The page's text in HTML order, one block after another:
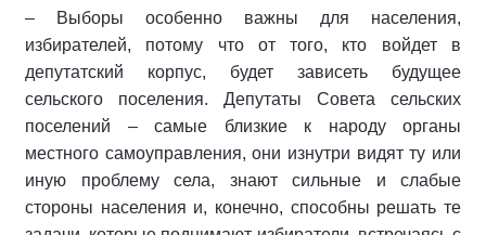
– Выборы особенно важны для населения,
избирателей, потому что от того, кто войдет в
депутатский корпус, будет зависеть будущее
сельского поселения. Депутаты Совета сельских
поселений – самые близкие к народу органы
местного самоуправления, они изнутри видят ту или
иную проблему села, знают сильные и слабые
стороны населения и, конечно, способны решать те